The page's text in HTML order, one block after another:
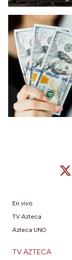
En vivo
TV Azteca
Azteca UNO
TV AZTECA